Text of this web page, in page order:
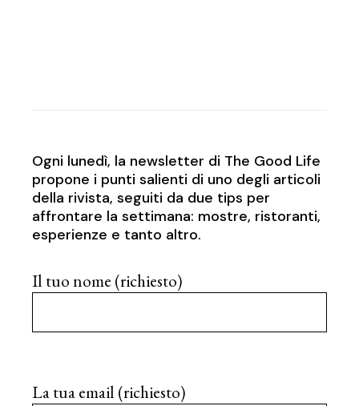
Ogni lunedì, la newsletter di The Good Life
propone i punti salienti di uno degli articoli
della rivista, seguiti da due tips per
affrontare la settimana: mostre, ristoranti,
esperienze e tanto altro.
Il tuo nome (richiesto)
La tua email (richiesto)